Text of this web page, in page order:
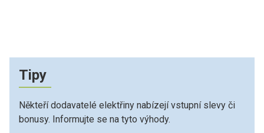
Tipy
Někteří dodavatelé elektřiny nabízejí vstupní slevy či
bonusy. Informujte se na tyto výhody.